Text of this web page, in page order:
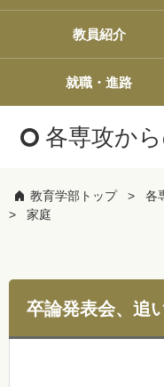
教員紹介
就職・進路
各専攻か
教育学部トップ 各
家庭
卒論発表会、追